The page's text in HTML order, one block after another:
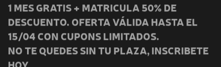
INSCRÍBETE MÁS INFO
1 MES GRATIS + MATRICULA 50% DE
DESCUENTO. OFERTA VÁLIDA HASTA EL
15/04 CON CUPONS LIMITADOS.
NO TE QUEDES SIN TU PLAZA, INSCRIBETE